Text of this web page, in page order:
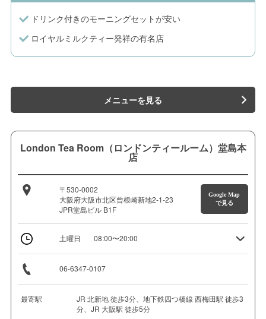
ドリンク付きのモーニングセットが安い
ロイヤルミルクティー発祥の有名店
メニューを見る
London Tea Room（ロンドンティールーム）堂島本
店
〒530-0002
大阪府大阪市北区曾根崎新地2-1-23
JPR堂島ビル B1F
Google Map
で見る
土曜日 08:00〜20:00
06-6347-0107
最寄駅
JR 北新地 徒歩3分、地下鉄四つ橋線 西梅田駅 徒歩3
分、JR 大阪駅 徒歩5分